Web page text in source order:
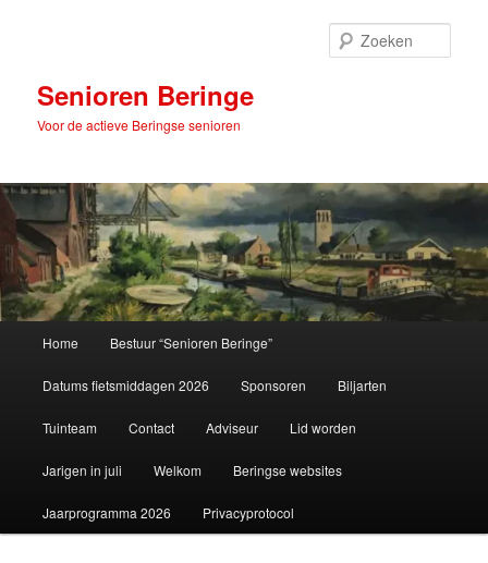
inhoudSenioren Beringe
Voor de actieve Beringse senioren
Home Bestuur “Senioren Beringe”
Datums fietsmiddagen 2026 Sponsoren Biljarten
Tuinteam Contact Adviseur Lid worden
Jarigen in juli Welkom Beringse websites
Jaarprogramma 2026 Privacyprotocol